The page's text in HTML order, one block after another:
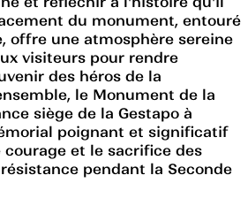
du monument, entouré
offre une atmosphère sereine
visiteurs pour rendre
des héros de la
le Monument de la
siège de la Gestapo à
poignant et significatif
et le sacrifice des
pendant la Seconde